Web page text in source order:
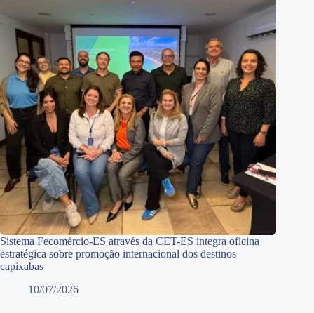
Sistema Fecomércio-ES através da CET-ES integra oficina
estratégica sobre promoção internacional dos destinos
capixabas
10/07/2026